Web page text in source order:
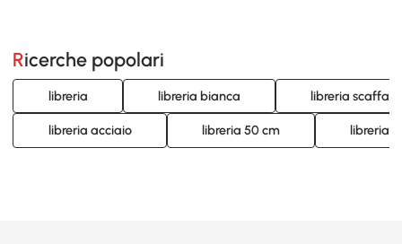
Ricerche popolari
libreria libreria bianca libreria
libreria acciaio libreria 50 cm libreria